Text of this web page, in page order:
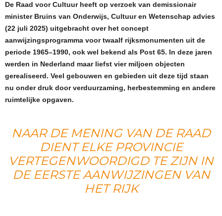
De Raad voor Cultuur heeft op verzoek van demissionair
minister Bruins van Onderwijs, Cultuur en Wetenschap advies
(22 juli 2025) uitgebracht over het concept
aanwijzingsprogramma voor twaalf rijksmonumenten uit de
periode 1965–1990, ook wel bekend als Post 65. In deze jaren
werden in Nederland maar liefst vier miljoen objecten
gerealiseerd. Veel gebouwen en gebieden uit deze tijd staan
nu onder druk door verduurzaming, herbestemming en andere
ruimtelijke opgaven.
NAAR DE MENING VAN DE RAAD
DIENT ELKE PROVINCIE
VERTEGENWOORDIGD TE ZIJN IN
DE EERSTE AANWIJZINGEN VAN
HET RIJK